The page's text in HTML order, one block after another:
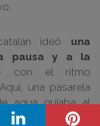
ideó una
pausa y a la
con el ritmo
una pasarela
agua guiaba al
del recorrido,